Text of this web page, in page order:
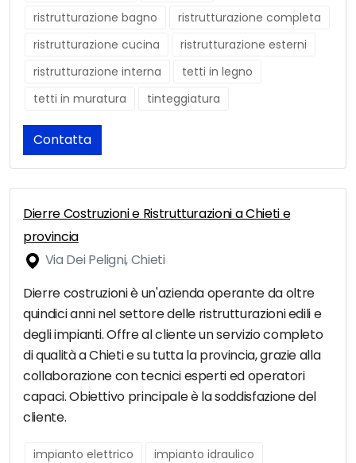
ristrutturazione bagno
ristrutturazione completa
ristrutturazione cucina
ristrutturazione esterni
ristrutturazione interna
tetti in legno
tetti in muratura
tinteggiatura
Contatta
Dierre Costruzioni e Ristrutturazioni a Chieti e
provincia
Via Dei Peligni, Chieti
Dierre costruzioni è un'azienda operante da oltre
quindici anni nel settore delle ristrutturazioni edili e
degli impianti. Offre al cliente un servizio completo
di qualità a Chieti e su tutta la provincia, grazie alla
collaborazione con tecnici esperti ed operatori
capaci. Obiettivo principale è la soddisfazione del
cliente.
impianto elettrico impianto idraulico